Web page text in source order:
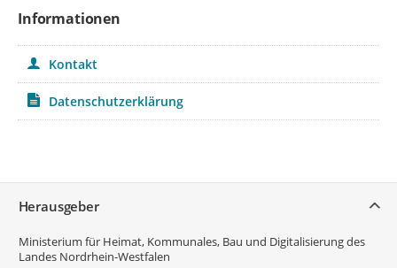
Informationen
Kontakt
Datenschutzerklärung
Herausgeber
Ministerium für Heimat, Kommunales, Bau und Digitalisierung des
Landes Nordrhein-Westfalen